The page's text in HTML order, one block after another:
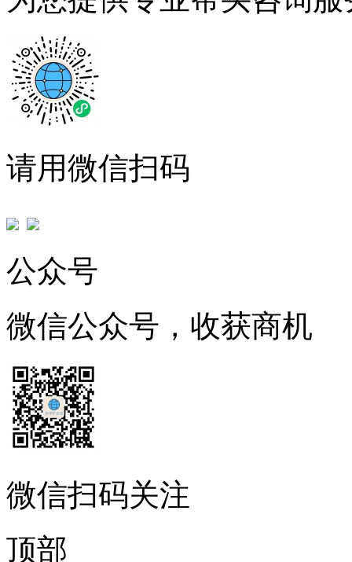
请用微信扫码
公众号
微信公众号，收获商机
微信扫码关注
顶部